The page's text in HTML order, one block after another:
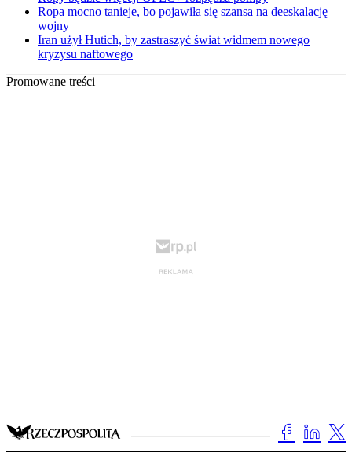
Ropa mocno tanieje, bo pojawiła się szansa na deeskalację
wojny
Iran użył Hutich, by zastraszyć świat widmem nowego
kryzysu naftowego
Promowane treści